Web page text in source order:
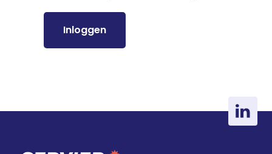
Inloggen